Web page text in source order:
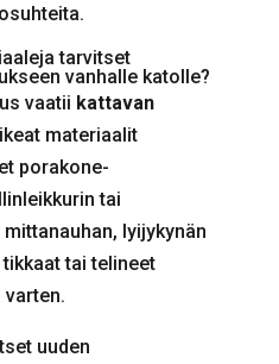
tarvitset
vanhalle katolle?
vaatii kattavan
materiaalit
porakone-
tai
lyijykynän
tai telineet
uuden